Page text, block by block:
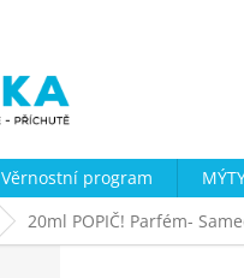
Věrnostní program
20ml POPIČ! Parfém-